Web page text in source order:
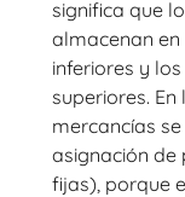
significa que
almacenan
inferiores y
superiores. En
mercancías
asignación de
fijas), porque